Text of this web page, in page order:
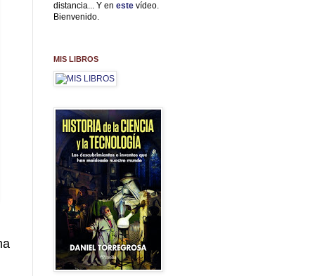
distancia... Y en este vídeo.
Bienvenido.
MIS LIBROS